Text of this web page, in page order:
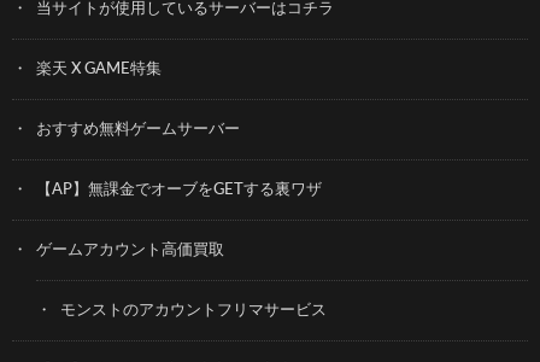
当サイトが使用しているサーバーはコチラ
楽天 X GAME特集
おすすめ無料ゲームサーバー
【AP】無課金でオーブをGETする裏ワザ
ゲームアカウント高価買取
モンストのアカウントフリマサービス